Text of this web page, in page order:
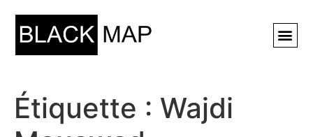
Étiquette : Wajdi